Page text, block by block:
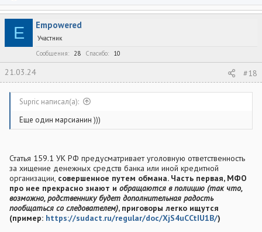
а
к
ц
и
E Empowered
Участник
Сообщения
28 Спасибо 10
21.03.24 #18
Supric написал(а):
Еще один марсианин )))
Статья 159.1 УК РФ предусматривает уголовную ответственность
за хищение денежных средств банка или иной кредитной
организации, совершенное путем обмана. Часть первая, МФО
про нее прекрасно знают и обращаются в полицию (так что,
возможно, родственнику будет дополнительная радость
пообщаться со следователем), приговоры легко ищутся
(пример: https://sudact.ru/regular/doc/XjS4uCCtIU1B/)